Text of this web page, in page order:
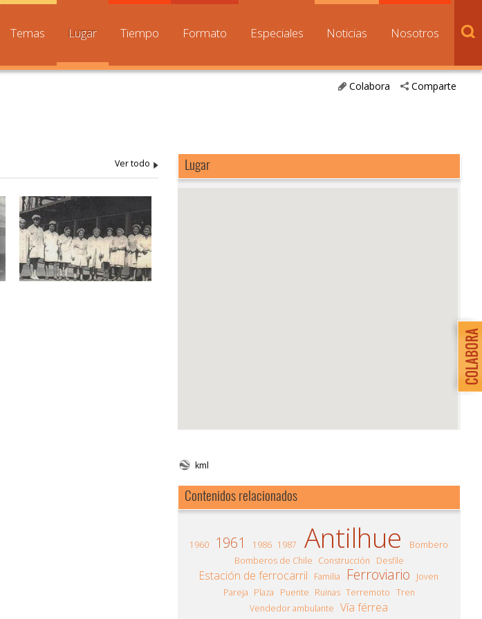
Temas Lugar Tiempo Formato Especiales Noticias Nosotros
Comparte
Colabora
Lugar
kml
Contenidos relacionados
1960 1961 1986 1987 Antilhue
Bombero
Bomberos de Chile Construcción Desfile
Estación de ferrocarril Familia Ferroviario
Joven
Pareja Plaza Puente Ruinas Terremoto Tren
Vendedor ambulante Vía férrea